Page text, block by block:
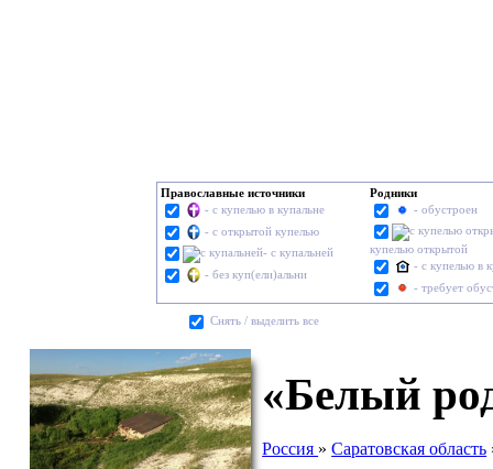
Православные источники
- с купелью в купальне
- с открытой купелью
- с купальней
- без куп(ели)альни
Родники
- обустроен
купелью открытой
- с купелью в
- требует
Cнять / выделить все
«Белый
Россия »Саратовская область